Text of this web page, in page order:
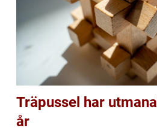
Träpussel har
år